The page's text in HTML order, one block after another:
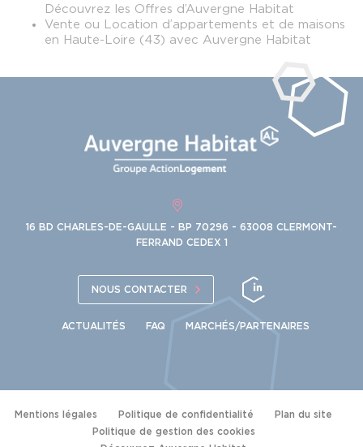
Découvrez les Offres d’Auvergne Habitat
Vente ou Location d’appartements et de maisons
en Haute-Loire (43) avec Auvergne Habitat
16 BD CHARLES-DE-GAULLE - BP 70296 - 63008 CLERMONT-
FERRAND CEDEX 1
NOUS CONTACTER
ACTUALITÉS FAQ MARCHÉS/PARTENAIRES
Mentions légales Politique de confidentialité
Plan du site
Politique de gestion des cookies